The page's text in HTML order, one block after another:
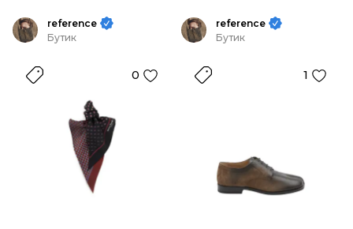
reference
Бутик
0
reference
Бутик
1